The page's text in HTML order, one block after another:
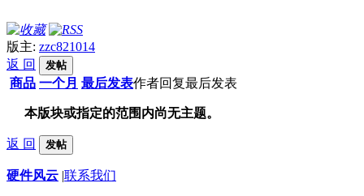
版主: zzc821014
返 回
发帖
商品 一个月 最后发表作者回复最后发表
本版块或指定的范围内尚无主题。
返 回 发帖
硬件风云 |联系我们